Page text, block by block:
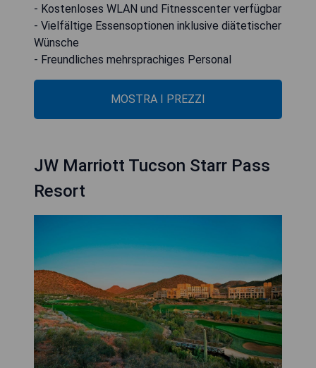
- Kostenloses WLAN und Fitnesscenter verfügbar
- Vielfältige Essensoptionen inklusive diätetischer
Wünsche
- Freundliches mehrsprachiges Personal
MOSTRA I PREZZI
JW Marriott Tucson Starr Pass
Resort